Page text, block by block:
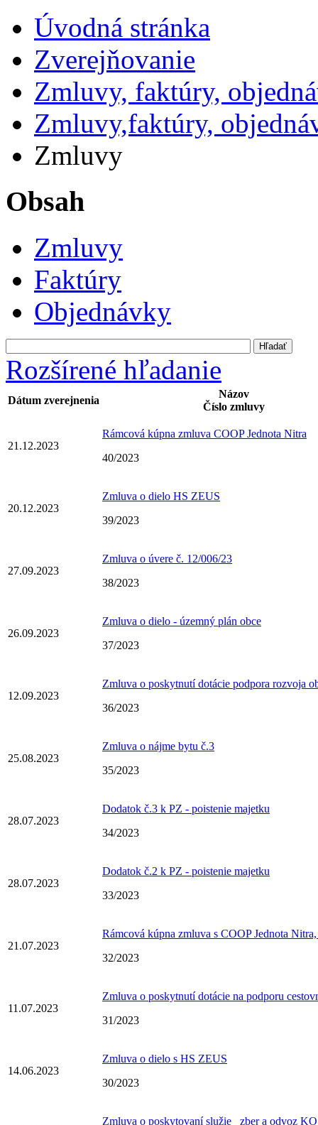
Úvodná stránka
Zverejňovanie
Zmluvy, faktúry,
Zmluvy,faktúry,
Zmluvy
Obsah
Zmluvy
Faktúry
Objednávky
Rozšírené hľadanie
Dátum zverejnenia
Názov
Číslo zmluvy
21.12.2023
Rámcová kúpna zmluva COOP Jednota Nitra
40/2023
20.12.2023
Zmluva o dielo HS ZEUS
39/2023
27.09.2023
Zmluva o úvere č. 12/006/23
38/2023
26.09.2023
Zmluva o dielo - územný plán obce
37/2023
12.09.2023
Zmluva o poskytnutí dotácie podpora rozvoja
36/2023
25.08.2023
Zmluva o nájme bytu č.3
35/2023
28.07.2023
Dodatok č.3 k PZ - poistenie majetku
34/2023
28.07.2023
Dodatok č.2 k PZ - poistenie majetku
33/2023
21.07.2023
Rámcová kúpna zmluva s COOP Jednota
32/2023
11.07.2023
Zmluva o poskytnutí dotácie na podporu
31/2023
14.06.2023
Zmluva o dielo s HS ZEUS
30/2023
Zmluva o poskytovaní služie _zber a odvoz KO